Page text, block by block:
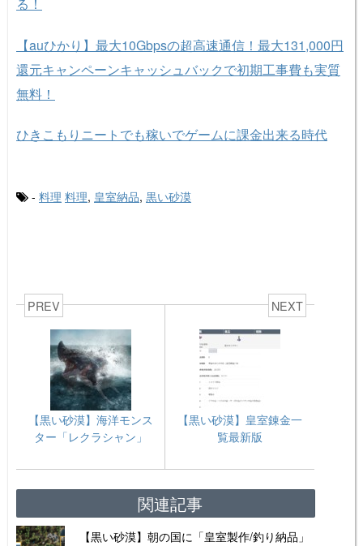
る！
【auひかり】最大10Gbpsの超高速通信！最大131,000円
還元キャンペーンキャッシュバックで初期工事費も実質
無料！
ひきこもりニートでも稼いでゲームに課金出来る時代
- 料理 料理, 皇室納品, 黒い砂漠
PREV
【黒い砂漠】海洋モンス
ター「レクラシャン」
NEXT
【黒い砂漠】皇室錬金一
覧最新版
関連記事
【黒い砂漠】朝の国に「皇室製作/釣り納品」